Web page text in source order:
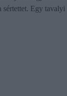
sértettet. Egy tavalyi